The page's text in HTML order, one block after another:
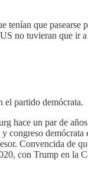
tenían que pasearse
no tuvieran que ir
el partido demócrata.
un par de
congreso
Convencida
con Trump en